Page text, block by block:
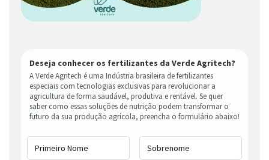
Deseja conhecer os fertilizantes da Verde Agritech?
A Verde Agritech é uma Indústria brasileira de fertilizantes
especiais com tecnologias exclusivas para revolucionar a
agricultura de forma saudável, produtiva e rentável. Se quer
saber como essas soluções de nutrição podem transformar o
futuro da sua produção agrícola, preencha o formulário abaixo!